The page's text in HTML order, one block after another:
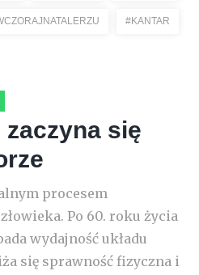
#KANTAR
zaczyna się
procesem
Po 60. roku życia
wydajność układu
się sprawność fizyczna i